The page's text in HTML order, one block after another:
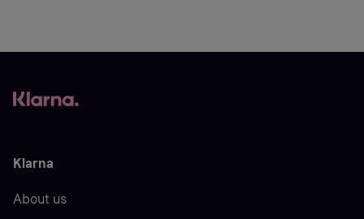
Klarna
About us